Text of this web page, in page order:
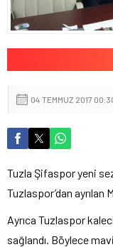
04 TEMMUZ 2017
Tuzla Şifaspor yeni
Tuzlaspor’dan
Ayrıca Tuzlaspor
sağlandı. Böylece